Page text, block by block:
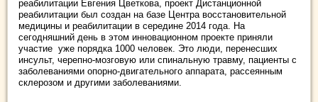
реабилитации Евгения Цветкова, проект Дистанционной
реабилитации был создан на базе Центра восстановительной
медицины и реабилитации в середине 2014 года. На
сегодняшний день в этом инновационном проекте приняли
участие уже порядка 1000 человек. Это люди, перенесших
инсульт, черепно-мозговую или спинальную травму, пациенты с
заболеваниями опорно-двигательного аппарата, рассеянным
склерозом и другими заболеваниями.